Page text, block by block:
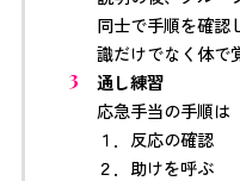
同士で手順を確認
識だけでなく体で
通し練習
応急手当の手順は
１．反応の確認
２．助けを呼ぶ